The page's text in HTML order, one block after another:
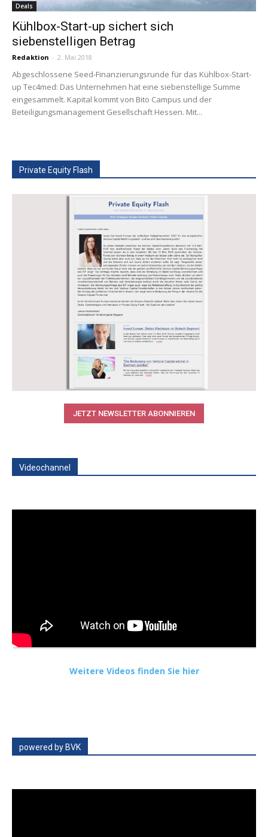
Deals
Kühlbox-Start-up sichert sich
siebenstelligen Betrag
Redaktion - 2. Mai 2018
Abgeschlossene Seed-Finanzierungsrunde für das Kühlbox-Start-
up Tec4med: Das Unternehmen hat eine siebenstellige Summe
eingesammelt. Kapital kommt von Bito Campus und der
Beteiligungsmanagement Gesellschaft Hessen. Mit...
Private Equity Flash
JETZT NEWSLETTER ABONNIEREN
Videochannel
Weitere Videos finden Sie hier
powered by BVK